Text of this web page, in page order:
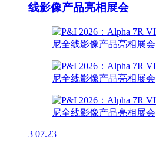
线影像产品亮相展会
3 07.23